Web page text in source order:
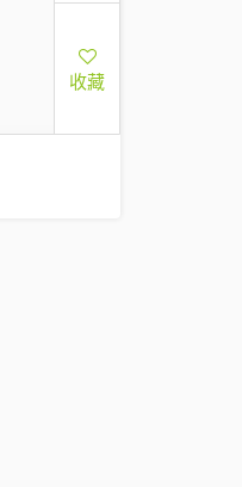
收藏